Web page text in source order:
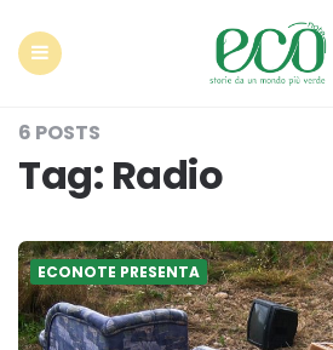
6 POSTS
Tag: Radio
ECONOTE PRESENTA